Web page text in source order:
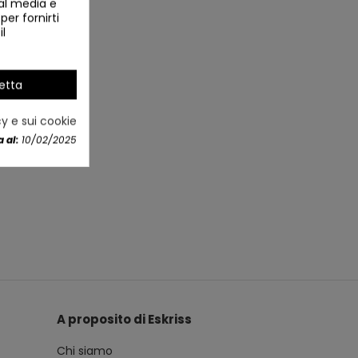
A proposito di Eskriss
Chi siamo
fornirti
e sui cookie
al: 10/02/2025